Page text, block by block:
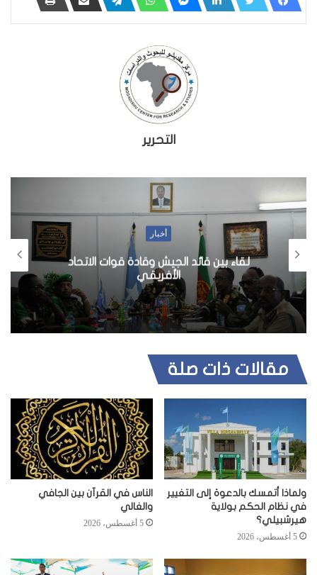
التحرير
أخبار
لقاء بين قائد الجيش وقادة قوات الاتحاد
الأفريقي
مقالات ذات صلة
ولماذا أتمسك بالدعوة إلى التغيير
في نظام الحكم بولاية
هيرشبيلي؟
5 أغسطس، 2026
الناس في القرآن بين الجافي
والغالي
5 أغسطس، 2026